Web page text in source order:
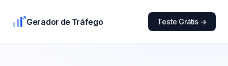
Gerador de Tráfego Teste Grátis →